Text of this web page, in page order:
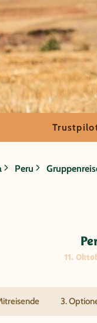
Peru
11.
3.